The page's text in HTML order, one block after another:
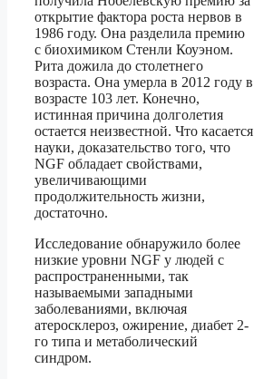
открытие фактора роста нервов в
1986 году. Она разделила премию
с биохимиком Стенли Коуэном.
Рита дожила до столетнего
возраста. Она умерла в 2012 году в
возрасте 103 лет. Конечно,
истинная причина долголетия
остается неизвестной. Что касается
науки, доказательство того, что
NGF обладает свойствами,
увеличивающими
продолжительность жизни,
достаточно.
Исследование обнаружило более
низкие уровни NGF у людей с
распространенными, так
называемыми западными
заболеваниями, включая
атеросклероз, ожирение, диабет 2-
го типа и метаболический
синдром.